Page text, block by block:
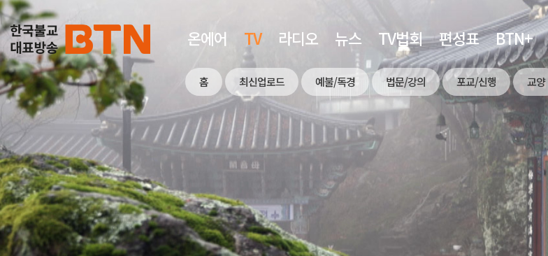
온에어 TV 라디오 뉴스 TV법회 편성표 BTN+
홈 최신업로드 예불/독경 법문/강의 포교/신행 교양